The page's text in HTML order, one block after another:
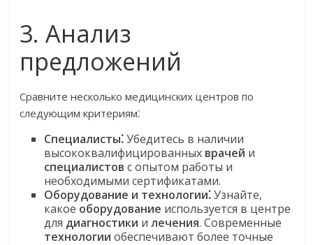
3. Анализ
предложений
Сравните несколько медицинских центров по
следующим критериям⁚
Специалисты⁚Убедитесь в наличии
высококвалифицированных врачей и
специалистов с опытом работы и
необходимыми сертификатами.
Оборудование и технологии⁚Узнайте,
какое оборудование используется в центре
для диагностики илечения. Современные
технологии обеспечивают более точные